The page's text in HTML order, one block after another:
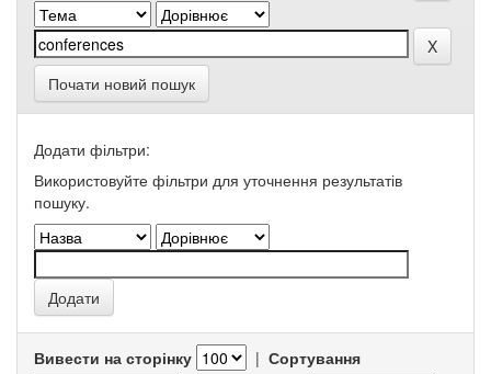
Почати новий пошук
Додати фільтри:
Використовуйте фільтри для уточнення результатів
пошуку.
Вивести на сторінку | Сортування